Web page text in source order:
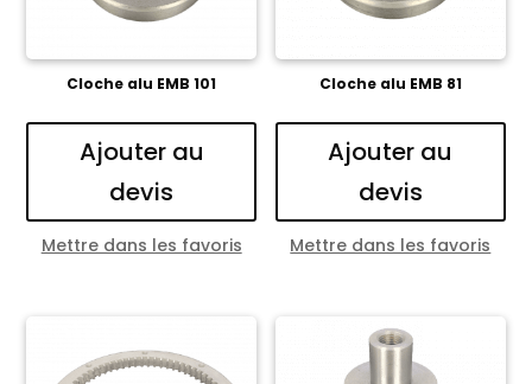
Cloche alu EMB 101
Ajouter au
devis
Mettre dans les favoris
Cloche alu EMB 81
Ajouter au
devis
Mettre dans les favoris